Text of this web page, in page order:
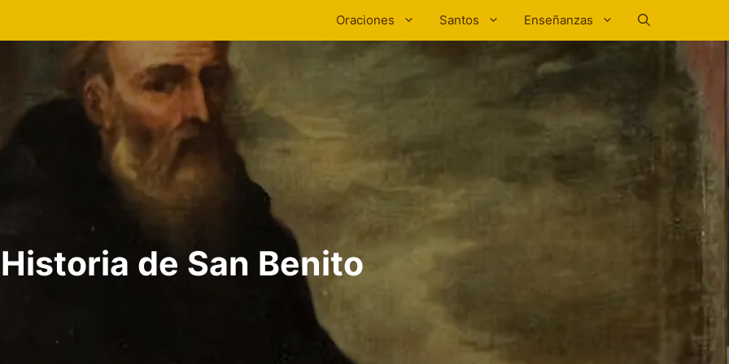
Oraciones Santos Enseñanzas
Historia de San Benito